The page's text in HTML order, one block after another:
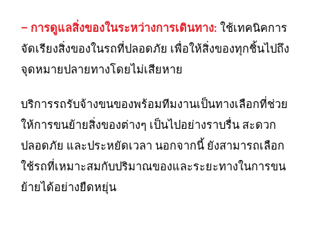
– การดูแลสิ่งของในระหว่างการเดินทาง: ใช้เทคนิคการ
จัดเรียงสิ่งของในรถที่ปลอดภัย เพื่อให้สิ่งของทุกชิ้นไปถึง
จุดหมายปลายทางโดยไม่เสียหาย
บริการรถรับจ้างขนของพร้อมทีมงานเป็นทางเลือกที่ช่วย
ให้การขนย้ายสิ่งของต่างๆ เป็นไปอย่างราบรื่น สะดวก
ปลอดภัย และประหยัดเวลา นอกจากนี้ ยังสามารถเลือก
ใช้รถที่เหมาะสมกับปริมาณของและระยะทางในการขน
ย้ายได้อย่างยืดหยุ่น